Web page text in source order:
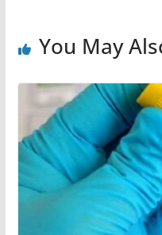
k
You May